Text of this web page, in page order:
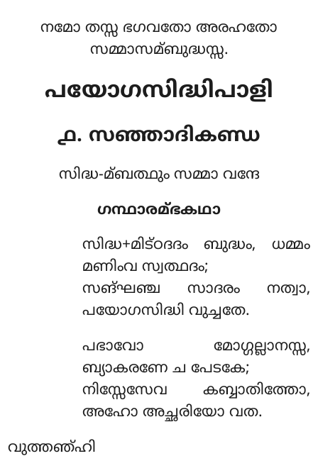
നമോ തസ്സ ഭഗവതോ അരഹതോ
സമ്മാസമ്ബുദ്ധസ്സ.
പയോഗസിദ്ധിപാളി
൧. സഞ്ഞാദികണ്ഡ
സിദ്ധ-മ്ബത്ഥും സമ്മാ വന്ദേ
ഗന്ഥാരമ്ഭകഥാ
സിദ്ധ+മിട്ഠദദം ബുദ്ധം, ധമ്മം
മണിംവ സ്വത്ഥദം;
സങ്ഘഞ്ച സാദരം നത്വാ,
പയോഗസിദ്ധി വുച്ചതേ.
പഭാവോ മോഗ്ഗല്ലാനസ്സ,
ബ്യാകരണേ ച പേടകേ;
നിസ്സേസേവ കബ്ബാതിത്തോ,
അഹോ അച്ഛരിയോ വത.
വുത്തഞ്ഹി